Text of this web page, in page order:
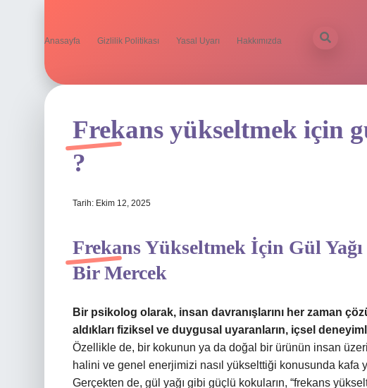
Anasayfa Gizlilik Politikası Yasal Uyarı Hakkımızda
Frekans yükseltmek için
?
Tarih: Ekim 12, 2025
Frekans Yükseltmek İçin Gül
Bir Mercek
Bir psikolog olarak, insan davranışlarını her zaman
aldıkları fiziksel ve duygusal uyaranların, içsel
Özellikle de, bir kokunun ya da doğal bir ürünün insan
halini ve genel enerjimizi nasıl yükselttiği konusunda kafa
Gerçekten de, gül yağı gibi güçlü kokuların, “frekans